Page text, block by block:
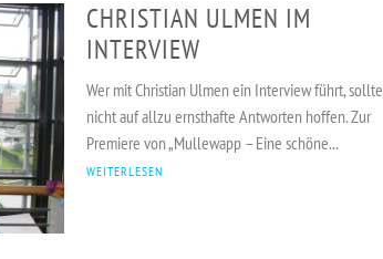
CHRISTIAN ULMEN IM
INTERVIEW
Wer mit Christian Ulmen ein Interview führt, sollte
nicht auf allzu ernsthafte Antworten hoffen. Zur
Premiere von „Mullewapp – Eine schöne...
WEITERLESEN